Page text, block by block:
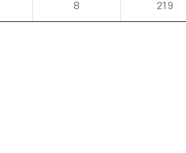
8 219